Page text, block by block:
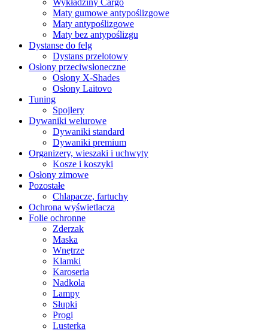
Wykładziny Cargo
Maty gumowe antypoślizgowe
Maty antypoślizgowe
Maty bez antypoślizgu
Dystanse do felg
Dystans przelotowy
Osłony przeciwsłoneczne
Osłony X-Shades
Osłony Laitovo
Tuning
Spojlery
Dywaniki welurowe
Dywaniki standard
Dywaniki premium
Organizery, wieszaki i uchwyty
Kosze i koszyki
Osłony zimowe
Pozostałe
Chlapacze, fartuchy
Ochrona wyświetlacza
Folie ochronne
Zderzak
Maska
Wnętrze
Klamki
Karoseria
Nadkola
Lampy
Słupki
Progi
Lusterka